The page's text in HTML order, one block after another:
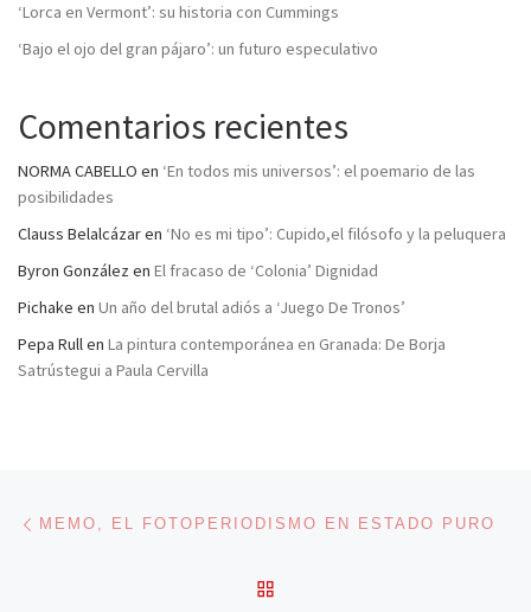
‘Lorca en Vermont’: su historia con Cummings
‘Bajo el ojo del gran pájaro’: un futuro especulativo
Comentarios recientes
NORMA CABELLO en ‘En todos mis universos’: el poemario de las
posibilidades
Clauss Belalcázaren ‘No es mi tipo’: Cupido,el filósofo y la peluquera
Byron González en El fracaso de ‘Colonia’ Dignidad
Pichake en Un año del brutal adiós a ‘Juego De Tronos’
Pepa Rullen La pintura contemporánea en Granada: De Borja
Satrústegui a Paula Cervilla
Navegación de entradas
MEMO, EL FOTOPERIODISMO EN ESTADO PURO